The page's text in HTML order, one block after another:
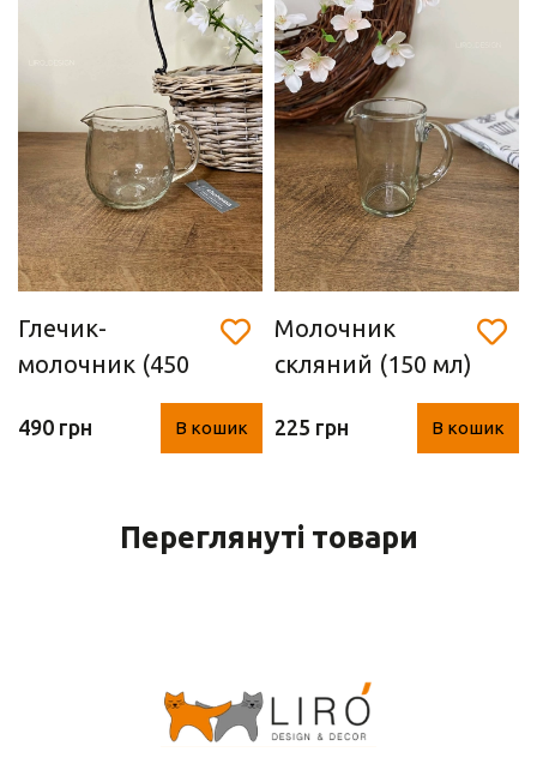
Глечик-
молочник (450
490 грн В кошик
Молочник
скляний (150 мл)
225 грн В кошик
Переглянуті товари